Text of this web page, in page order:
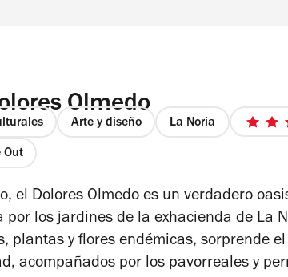
Olmedo
Arte y diseño La Noria
Out
el Dolores Olmedo es un verdadero
por los jardines de la exhacienda de La
plantas y flores endémicas, sorprende
acompañados por los pavorreales y